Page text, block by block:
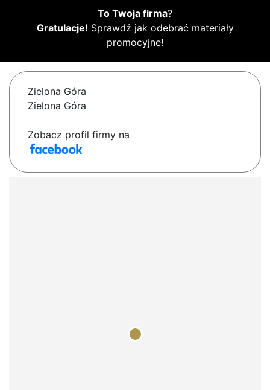
To Twoja firma?
Gratulacje! Sprawdź jak odebrać materiały
promocyjne!
Zielona Góra
Zielona Góra
Zobacz profil firmy na